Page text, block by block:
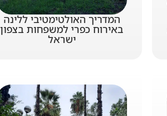
המדריך האולטימטיבי ללינה
באירוח כפרי למשפחות בצפון
ישראל